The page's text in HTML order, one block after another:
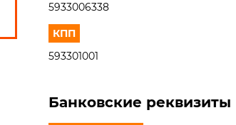
5933006338
КПП
593301001
Банковские реквизиты